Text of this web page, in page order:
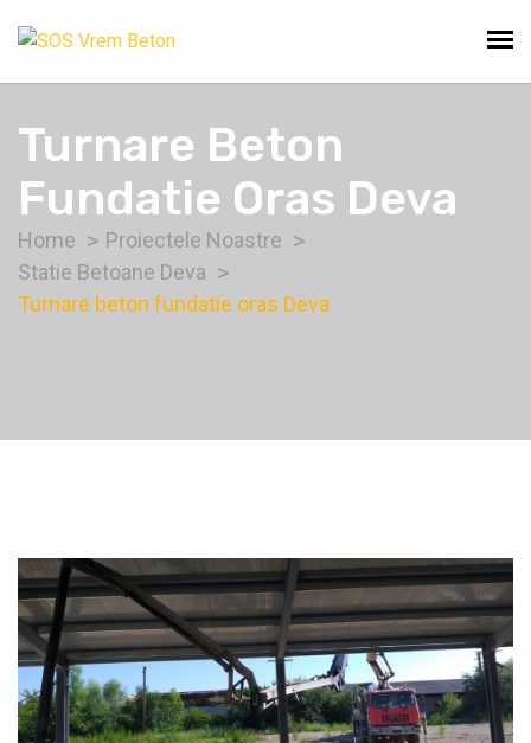
Turnare Beton
Fundatie Oras Deva
Home
Proiectele Noastre
Statie Betoane Deva
Turnare beton fundatie oras Deva